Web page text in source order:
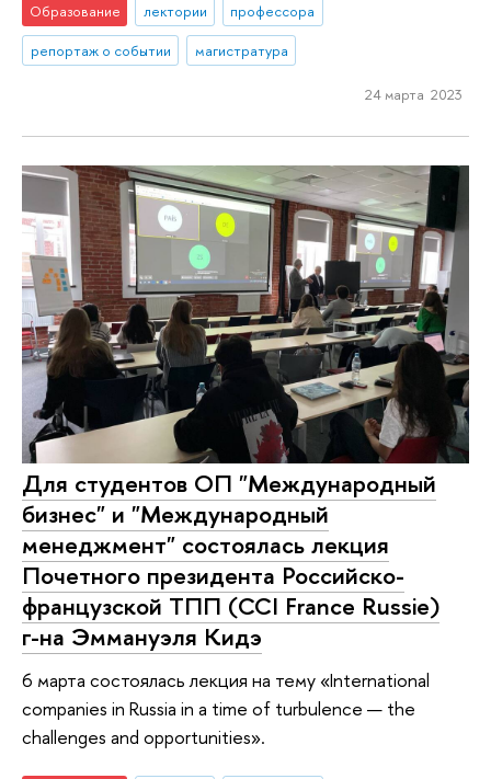
Образование лектории
профессора
репортаж о событии
магистратура
24 марта 2023
Для студентов ОП "Международный
бизнес" и "Международный
менеджмент" состоялась лекция
Почетного президента Российско-
французской ТПП (CCI France Russie)
г-на Эммануэля Кидэ
6 марта состоялась лекция на тему «International
companies in Russia in a time of turbulence — the
challenges and opportunities».